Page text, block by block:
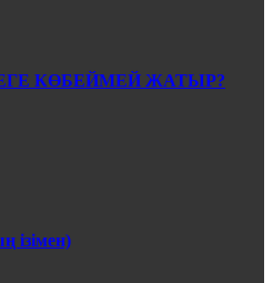
КӨБЕЙМЕЙ ЖАТЫР?